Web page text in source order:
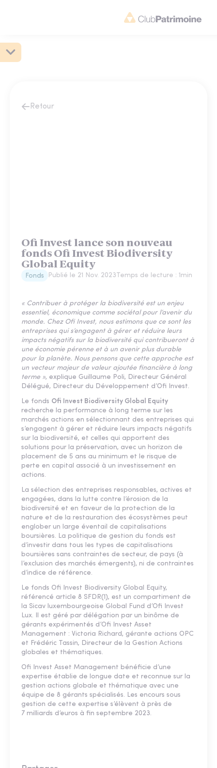
Retour
Ofi Invest lance son nouveau
fonds Ofi Invest Biodiversity
Global Equity
Fonds Publié le 21 Nov. 2023 Temps de lecture : 1min
« Contribuer à protéger la biodiversité est un enjeu
essentiel, économique comme sociétal pour l’avenir du
monde. Chez Ofi Invest, nous estimons que ce sont les
entreprises qui s’engagent à gérer et réduire leurs
impacts négatifs sur la biodiversité qui contribueront à
une économie pérenne et à un avenir plus durable
pour la planète. Nous pensons que cette approche est
un vecteur majeur de valeur ajoutée financière à long
terme », explique Guillaume Poli, Directeur Général
Délégué, Directeur du Développement d’Ofi Invest.
Le fonds Ofi Invest Biodiversity Global Equity
recherche la performance à long terme sur les
marchés actions en sélectionnant des entreprises qui
s’engagent à gérer et réduire leurs impacts négatifs
sur la biodiversité, et celles qui apportent des
solutions pour la préservation, avec un horizon de
placement de 5 ans au minimum et le risque de
perte en capital associé à un investissement en
actions.
La sélection des entreprises responsables, actives et
engagées, dans la lutte contre l’érosion de la
biodiversité et en faveur de la protection de la
nature et de la restauration des écosystèmes peut
englober un large éventail de capitalisations
boursières. La politique de gestion du fonds est
d’investir dans tous les types de capitalisations
boursières sans contraintes de secteur, de pays (à
l’exclusion des marchés émergents), ni de contraintes
d’indice de référence.
Le fonds Ofi Invest Biodiversity Global Equity,
référencé article 8 SFDR(1), est un compartiment de
la Sicav luxembourgeoise Global Fund d’Ofi Invest
Lux. Il est géré par délégation par un binôme de
gérants expérimentés d’Ofi Invest Asset
Management : Victoria Richard, gérante actions OPC
et Frédéric Tassin, Directeur de la Gestion Actions
globales et thématiques.
Ofi Invest Asset Management bénéficie d’une
expertise établie de longue date et reconnue sur la
gestion actions globale et thématique avec une
équipe de 8 gérants spécialisés. Les encours sous
gestion de cette expertise s’élèvent à près de
7 milliards d’euros à fin septembre 2023.